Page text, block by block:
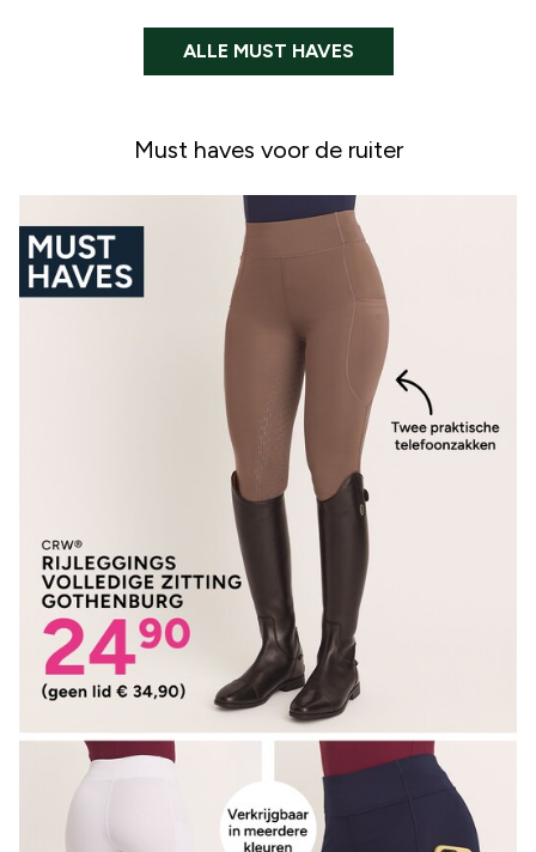
ALLE MUST HAVES
Must haves voor de ruiter